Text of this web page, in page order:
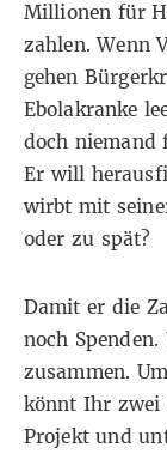
Millionen für
zahlen. Wenn
gehen
Ebolakranke
doch niemand
Er will
wirbt mit
oder zu spät?
Damit er die
noch
zusammen.
könnt Ihr zwei
Projektund